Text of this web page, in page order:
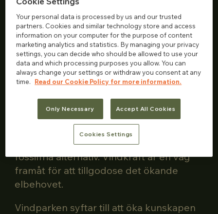
Vindpark Kronoberg är en besökspark
där du får veta mer om hur vindkraft
fungerar och hur omställningen till en
fossilfri framtid kan gå till.
Klimatförändringarna påverkar oss alla
och om vi inte minskar koldioxidhalten i
vår atmosfär får det konsekvenser för
allt liv. Ett sätt att förhindra den här
utvecklingen är att framställa el från
fossilfria alternativ. Vindkraft är en väg
framåt för att tillgodose det ökande
elbehovet.
Vindparken syftar till att öka kunskapen
Your personal data is processed by us and our trusted
partners. Cookies and similar technology store and access
information on your computer for the purpose of content
marketing analytics and statistics. By managing your privacy
settings, you can decide who should be allowed to use your
data and which processing purposes you allow. You can
always change your settings or withdraw you consent at any
time.
Read our Cookie Policy for more information.
Only Necessary Accept All Cookies
Cookies Settings